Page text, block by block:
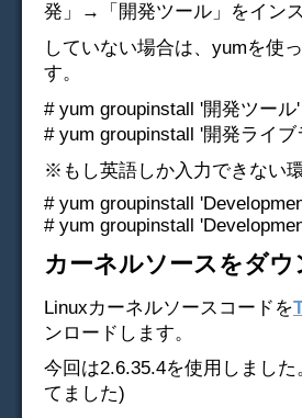
発」→「開発ツール」をインス
していない場合は、yumを使
す。
# yum groupinstall '開発ツール'
# yum groupinstall '開発ライブ
※もし英語しか入力できない
# yum groupinstall
# yum groupinstall
カーネルソースをダウ
Linuxカーネルソースコードを
ンロードします。
今回は2.6.35.4を使用しまし
てました)